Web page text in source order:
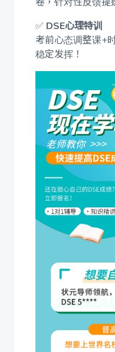
✅ DSE心理特训
考前心态调整课+
稳定发挥！